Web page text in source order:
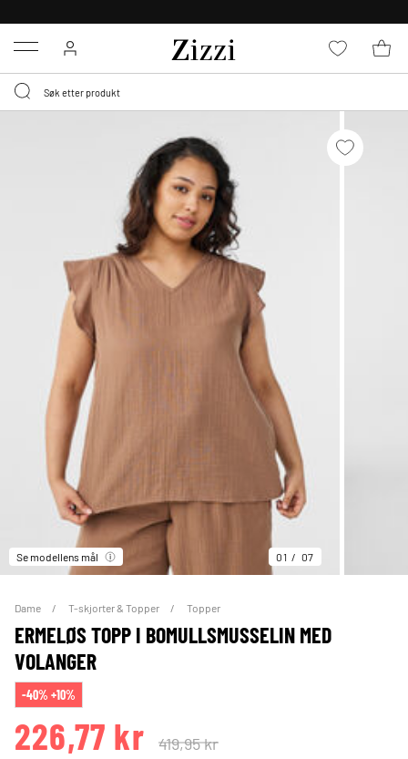
Menu
Se modellens mål 01 07
Dame T-skjorter & Topper Topper
ERMELØS TOPP I BOMULLSMUSSELIN MED
VOLANGER
-40% +10%
226,77 kr 419,95 kr